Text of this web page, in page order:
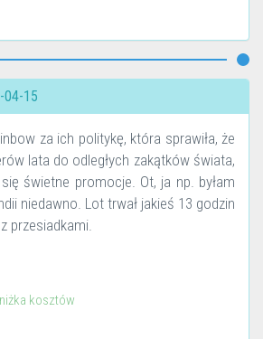
04-15
za ich politykę, która sprawiła, że
lata do odległych zakątków świata,
świetne promocje. Ot, ja np. byłam
niedawno. Lot trwał jakieś 13 godzin
przesiadkami.
kosztów